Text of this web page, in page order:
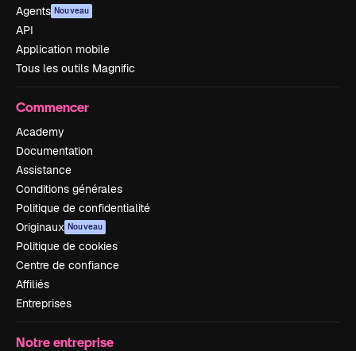
Agents Nouveau
API
Application mobile
Tous les outils Magnific
Commencer
Academy
Documentation
Assistance
Conditions générales
Politique de confidentialité
Originaux Nouveau
Politique de cookies
Centre de confiance
Affiliés
Entreprises
Notre entreprise